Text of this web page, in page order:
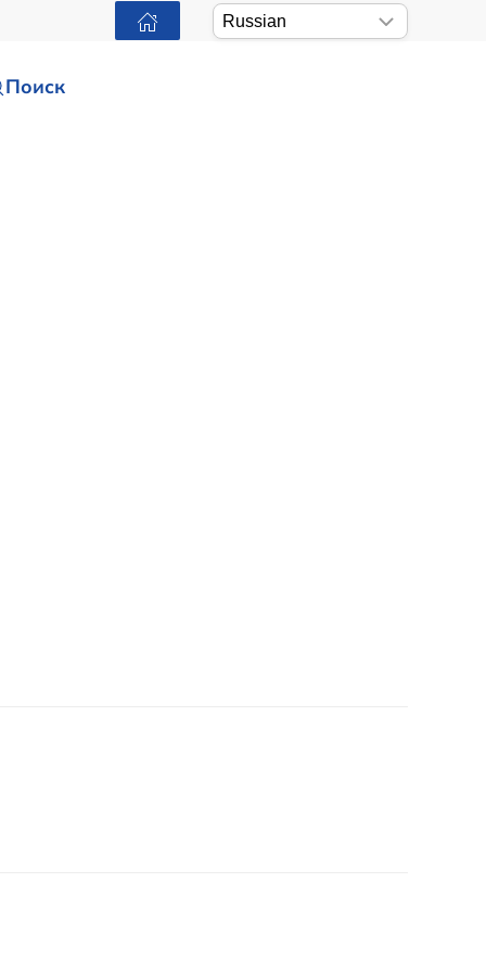
Поиск